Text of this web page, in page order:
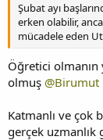
Şubat ayı
erken olabilir,
mücadele eden
Öğretici olmanın
olmuş @Birumut
Katmanlı ve çok
gerçek uzmanlık